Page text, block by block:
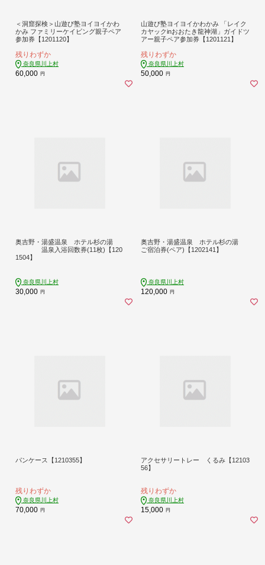
＜洞窟探検＞山遊び塾ヨイヨイかわ
かみ ファミリーケイビング親子ペア
参加券【1201120】
残りわずか
奈良県川上村
60,000 円
山遊び塾ヨイヨイかわかみ 「レイク
カヤックinおおたき龍神湖」ガイドツ
アー親子ペア参加券【1201121】
残りわずか
奈良県川上村
50,000 円
奥吉野・湯盛温泉 ホテル杉の湯
温泉入浴回数券(11枚)【120
1504】
奈良県川上村
30,000 円
奥吉野・湯盛温泉 ホテル杉の湯
ご宿泊券(ペア)【1202141】
奈良県川上村
120,000 円
パンケース【1210355】
残りわずか
奈良県川上村
70,000 円
アクセサリートレー くるみ【12103
56】
残りわずか
奈良県川上村
15,000 円